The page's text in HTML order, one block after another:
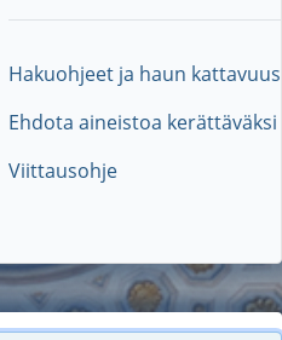
Hakuohjeet ja haun kattavuus
Ehdota aineistoa kerättäväksi
Viittausohje